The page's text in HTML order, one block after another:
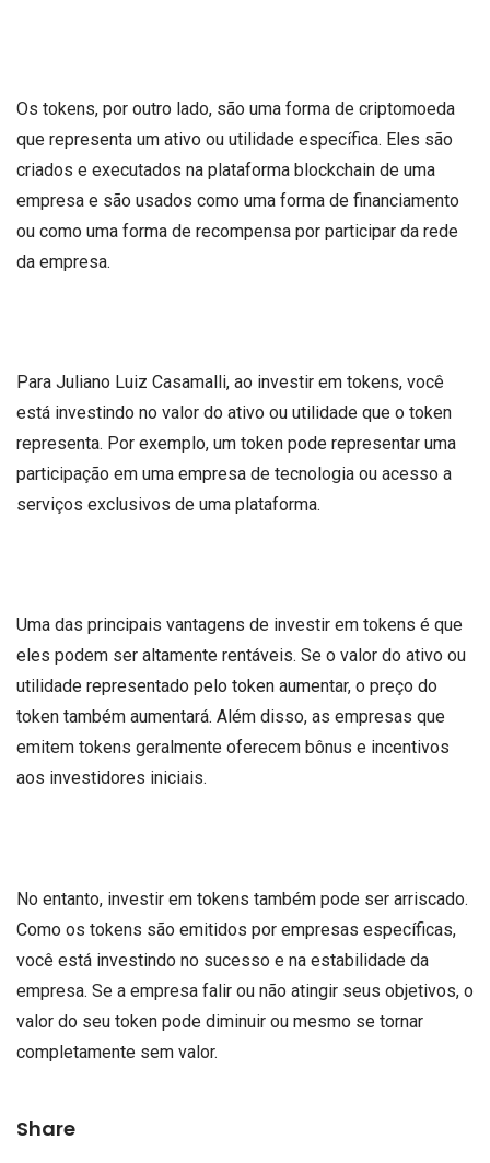
Os tokens, por outro lado, são uma forma de criptomoeda
que representa um ativo ou utilidade específica. Eles são
criados e executados na plataforma blockchain de uma
empresa e são usados ​​como uma forma de financiamento
ou como uma forma de recompensa por participar da rede
da empresa.
Para Juliano Luiz Casamalli, ao investir em tokens, você
está investindo no valor do ativo ou utilidade que o token
representa. Por exemplo, um token pode representar uma
participação em uma empresa de tecnologia ou acesso a
serviços exclusivos de uma plataforma.
Uma das principais vantagens de investir em tokens é que
eles podem ser altamente rentáveis. Se o valor do ativo ou
utilidade representado pelo token aumentar, o preço do
token também aumentará. Além disso, as empresas que
emitem tokens geralmente oferecem bônus e incentivos
aos investidores iniciais.
No entanto, investir em tokens também pode ser arriscado.
Como os tokens são emitidos por empresas específicas,
você está investindo no sucesso e na estabilidade da
empresa. Se a empresa falir ou não atingir seus objetivos, o
valor do seu token pode diminuir ou mesmo se tornar
completamente sem valor.
Share